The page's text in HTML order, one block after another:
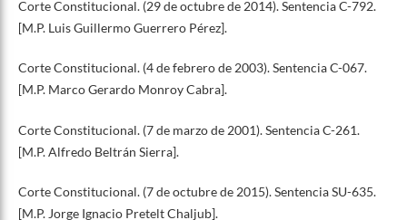
Corte Constitucional. (29 de octubre de 2014). Sentencia C-792.
[M.P. Luis Guillermo Guerrero Pérez].
Corte Constitucional. (4 de febrero de 2003). Sentencia C-067.
[M.P. Marco Gerardo Monroy Cabra].
Corte Constitucional. (7 de marzo de 2001). Sentencia C-261.
[M.P. Alfredo Beltrán Sierra].
Corte Constitucional. (7 de octubre de 2015). Sentencia SU-635.
[M.P. Jorge Ignacio Pretelt Chaljub].